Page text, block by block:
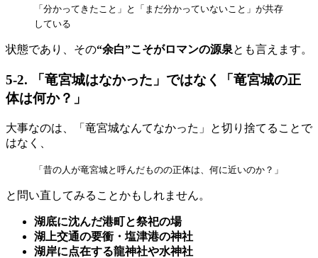
「分かってきたこと」と「まだ分かっていないこと」が共存
している
状態であり、その“余白”こそがロマンの源泉とも言えます。
5-2. 「竜宮城はなかった」ではなく「竜宮城の正
体は何か？」
大事なのは、「竜宮城なんてなかった」と切り捨てることで
はなく、
「昔の人が竜宮城と呼んだものの正体は、何に近いのか？」
と問い直してみることかもしれません。
湖底に沈んだ港町と祭祀の場
湖上交通の要衝・塩津港の神社
湖岸に点在する龍神社や水神社